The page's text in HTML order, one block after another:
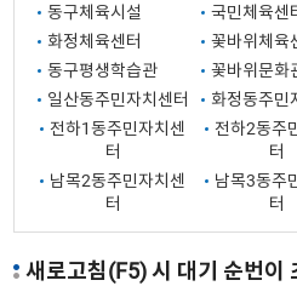
동구체육시설 국민체육센
화정체육센터
꽃바위체육
동구평생학습관
꽃바위문화
일산동주민자치센터
화정동주민
전하1동주민자치센
터
전하2동주
터
남목2동주민자치센
터
남목3동주
터
새로고침(F5) 시 대기 순번이